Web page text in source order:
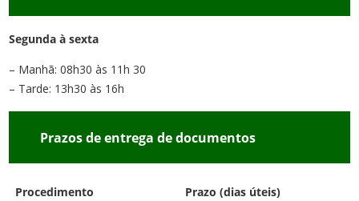
Segunda à sexta
– Manhã: 08h30 às 11h 30
– Tarde: 13h30 às 16h
Prazos de entrega de documentos
Procedimento Prazo (dias úteis)